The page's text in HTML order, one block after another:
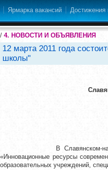
Ярмарка вакансий Достижения
/ 4. НОВОСТИ И ОБЪЯВЛЕНИЯ
12 марта 2011 года
школы"
В Славянском-на-Кубани
«Инновационные ресурсы
образовательных учреждений,